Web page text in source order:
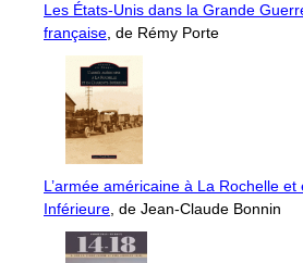
Les États-Unis dans la Grande
française , de Rémy Porte
L’armée américaine à La Rochelle et
Inférieure , de Jean-Claude Bonnin